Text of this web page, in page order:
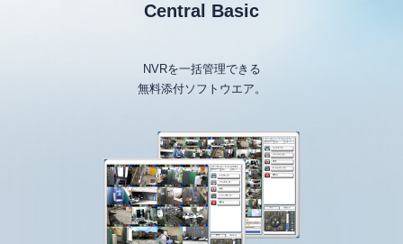
ネットワークカメラとは
NVR市場拡大の理由
システム構成例
スマートフォンモニタリング
NVR本体無料保証
【販売終了】4CH（小型）
【販売終了】8CH、16CH（PoE内蔵、RAID対応）
ネットワークカメラ
録画保存日数計算
ダウンロード
システム・ケイAIサイトへ
SK VMS(ビデオマネージメントシステム)サイトへ
Central Basic
NVRを一括管理できる
無料添付ソフトウエア。